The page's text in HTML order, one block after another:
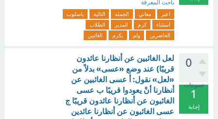
باحث المعرفة
اعبر معاني الجمله التاليه
باسلوب
استثناء
كرم المدير
الطلاب
الحاضرين
ولم يكرم الغائبين
0
تصويتات
1
إجابة
لعل الغائبين عن أنظارنا عائدون
قريبًا) عند وضع «عسى» بدلاً من
«لعل» نقول: أ عسى الغائبين عن
أنظارنا أنْ يعودوا قريبًا ب عسى
الغائبون عن أنظارنا عائدون قريبًا ج
عسى الغائبون عن أنظارنا عائدين